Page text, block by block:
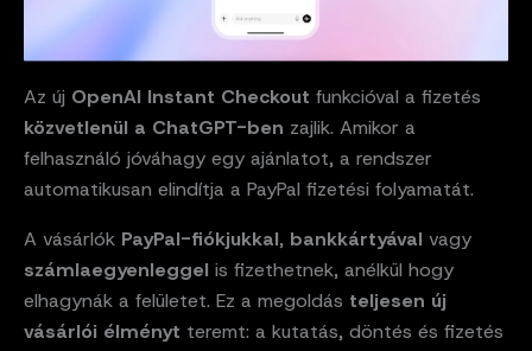
Az új OpenAI Instant Checkout funkcióval a fizetés
közvetlenül a ChatGPT-ben zajlik. Amikor a
felhasználó jóváhagy egy ajánlatot, a rendszer
automatikusan elindítja a PayPal fizetési folyamatát.
A vásárlók PayPal-fiókjukkal, bankkártyával vagy
számlaegyenleggel is fizethetnek, anélkül hogy
elhagynák a felületet. Ez a megoldás teljesen új
vásárlói élményt teremt: a kutatás, döntés és fizetés